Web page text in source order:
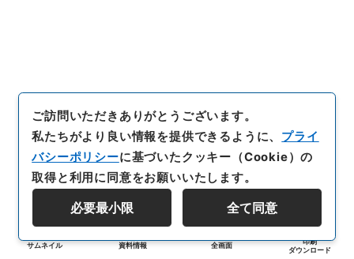
サムネイル 資料情報 全画面
印刷
ダウンロード
ご訪問いただきありがとうございます。
私たちがより良い情報を提供できるように、 プライ
バシーポリシーに基づいたクッキー（Cookie）の
取得と利用に同意をお願いいたします。
必要最小限 全て同意